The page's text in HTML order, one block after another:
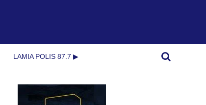
LAMIA POLIS 87.7 ▶︎